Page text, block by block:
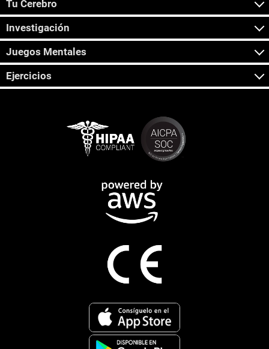
Tu Cerebro
Investigación
Juegos Mentales
Ejercicios